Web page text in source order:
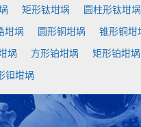
矩形钛坩埚 圆柱形钛坩埚
坩埚 圆形铜坩埚 锥形铜坩
埚 方形铂坩埚 矩形铂坩埚
钽坩埚